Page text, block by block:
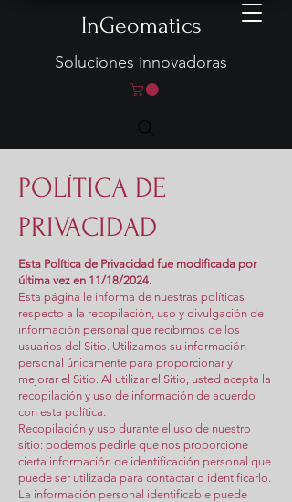
InGeomatics
Soluciones innovadoras
POLÍTICA DE
PRIVACIDAD
Esta Política de Privacidad fue modificada por
última vez en 11/18/2024.
Esta página le informa de nuestras políticas
respecto a la recopilación, uso y divulgación de
información personal que recibimos de los
usuarios del Sitio. Utilizamos su información
personal únicamente para proporcionar y
mejorar el Sitio. Al utilizar el Sitio, usted acepta la
recopilación y uso de información de acuerdo
con esta política.
Recopilación y uso durante el uso de nuestro
sitio: podemos pedirle que nos proporcione
cierta información de identificación personal que
puede ser utilizada para contactar o identificarlo.
La información personal identificable puede